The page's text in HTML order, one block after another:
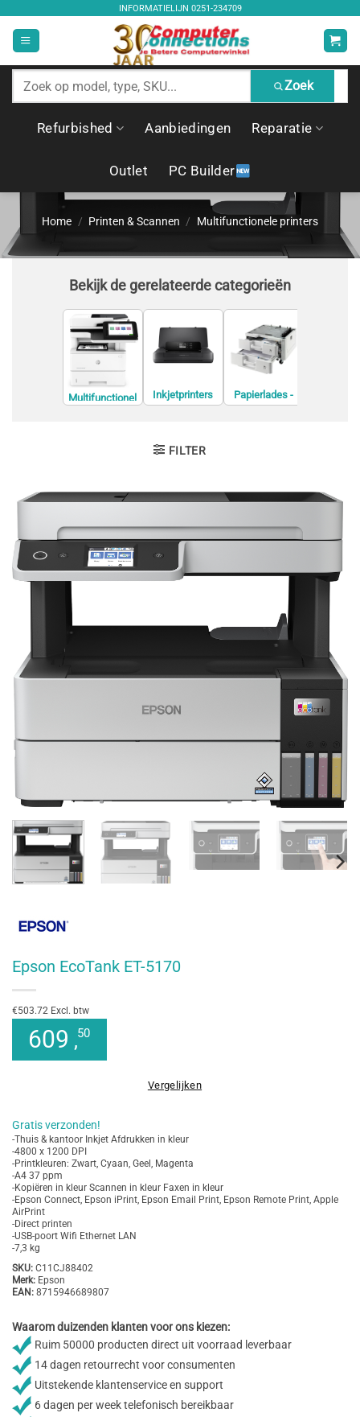
inhoud
INFORMATIELIJN 0251-234709
Zoek
producten
Zoek
Refurbished Aanbiedingen Reparatie
Outlet PC Builder
Home / Printen & Scannen / Multifunctionele printers
Bekijk de gerelateerde categorieën
Multifunctionel
Inkjetprinters
Papierlades -
documentinvoe
FILTER
Epson EcoTank ET-5170
€503.72 Excl. btw
609 ,50
Vergelijken
Gratis verzonden!
-Thuis & kantoor Inkjet Afdrukken in kleur
-4800 x 1200 DPI
-Printkleuren: Zwart, Cyaan, Geel, Magenta
-A4 37 ppm
-Kopiëren in kleur Scannen in kleur Faxen in kleur
-Epson Connect, Epson iPrint, Epson Email Print, Epson Remote Print, Apple
AirPrint
-Direct printen
-USB-poort Wifi Ethernet LAN
-7,3 kg
SKU: C11CJ88402
Merk: Epson
EAN: 8715946689807
Waarom duizenden klanten voor ons kiezen:
Ruim 50000 producten direct uit voorraad leverbaar
14 dagen retourrecht voor consumenten
Uitstekende klantenservice en support
6 dagen per week telefonisch bereikbaar